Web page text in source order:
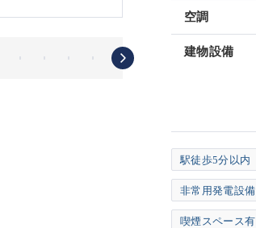
空調
建物設備
駅徒歩5分以内
非常用発電設備
喫煙スペース有